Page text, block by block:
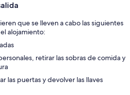
que se lleven a cabo las siguientes
alojamiento:
retirar las sobras de comida y
las puertas y devolver las llaves